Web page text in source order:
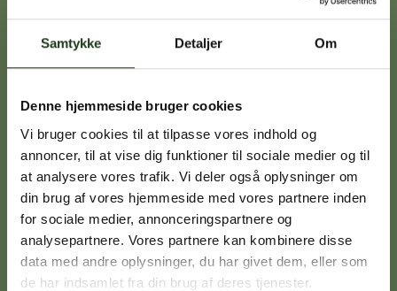
Samtykke Detaljer Om
Denne hjemmeside bruger cookies
Vi bruger cookies til at tilpasse vores indhold og
annoncer, til at vise dig funktioner til sociale medier og til
at analysere vores trafik. Vi deler også oplysninger om
din brug af vores hjemmeside med vores partnere inden
for sociale medier, annonceringspartnere og
analysepartnere. Vores partnere kan kombinere disse
data med andre oplysninger, du har givet dem, eller som
de har indsamlet fra din brug af deres tjenester.
Vores afdelinger
Holbæk
59 45 10 14
Signe Vinding
Nykøbing Sj.
59 91 99 77